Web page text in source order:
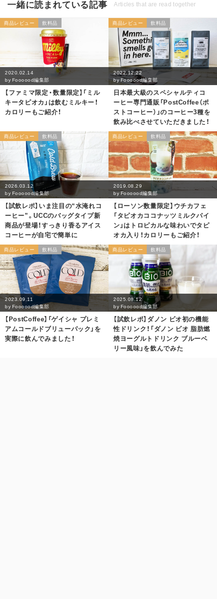
一緒に読まれている記事 Articles that are read together
商品レビュー 飲料品
2020.02.14
by Foooood編集部
【ファミマ限定・数量限定】「ミル
キータピオカ」は飲むミルキー！
カロリーもご紹介！
商品レビュー 飲料品
2022.12.22
by Foooood編集部
日本最大級のスペシャルティコ
ーヒー専門通販「PostCoffee（ポ
ストコーヒー）」のコーヒー3種を
飲み比べさせていただきました！
商品レビュー 飲料品
2026.03.12
by Foooood編集部
【試飲レポ】いま注目の“水淹れコ
ーヒー”。UCCのバッグタイプ新
商品が登場！すっきり香るアイス
コーヒーが自宅で簡単に
商品レビュー 飲料品
2019.08.29
byFoooood編集部
【ローソン数量限定】ウチカフェ
「タピオカココナッツミルクパイ
ン」はトロピカルな味わいでタピ
オカ入り！カロリーもご紹介！
商品レビュー 飲料品
2023.09.11
by Foooood編集部
【PostCoffee】「ゲイシャ プレミ
アムコールドブリューパック」を
実際に飲んでみました！
商品レビュー 飲料品
2025.08.12
by Foooood編集部
【試飲レポ】ダノン ビオ初の機能
性ドリンク！「ダノン ビオ 脂肪燃
焼ヨーグルトドリンク ブルーベ
リー風味」を飲んでみた